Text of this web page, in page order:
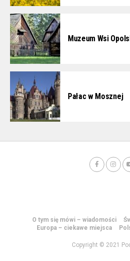
Muzeum Wsi
Pałac w Mosznej
O tym się mówi – wiadomości
Europa – ciekawe miejsca
Copyright © 2021